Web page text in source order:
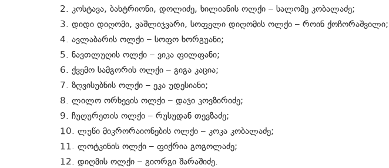
2. კოსტავა, ბახტრიონი, დოლიძე, ხილიანის ოლქი – სალომე კობალაძე;
3. დიდი დიღომი, ვაშლიჯვარი, სოფელი დიღომის ოლქი – როინ ქოჩორაშვილი;
4. ავლაბარის ოლქი – სოფო ხორგუანი;
5. ნავთლუღის ოლქი – ვიკა ფილფანი;
6. ქვემო სამგორის ოლქი – გიგა კაცია;
7. ზღვისუბნის ოლქი – ეკა უდესიანი;
8. ლილო ორხევის ოლქი – დაჯი კოვზირიძე;
9. ჩუღურეთის ოლქი – რუსუდან თევზაძე;
10. ლუწი მიკრორაიონების ოლქი – კოკა კობალაძე;
11. ლოტკინის ოლქი – ფიქრია გოგოლაძე;
12. დიღმის ოლქი – გიორგი შარაშიძე.